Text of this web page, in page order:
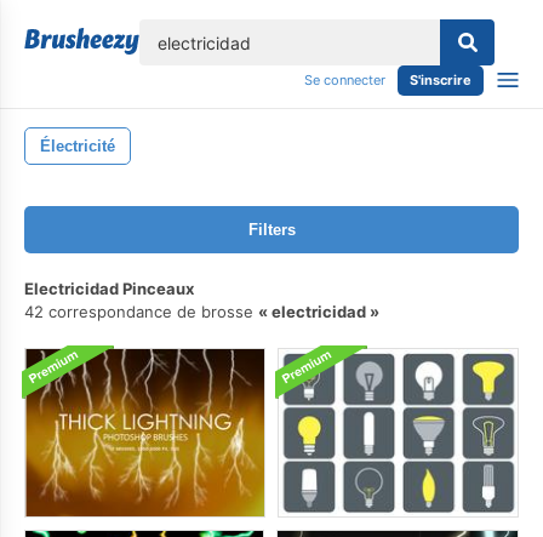
Se connecter S'inscrire
Électricité
Filters
Electricidad Pinceaux
42 correspondance de brosse
electricidad